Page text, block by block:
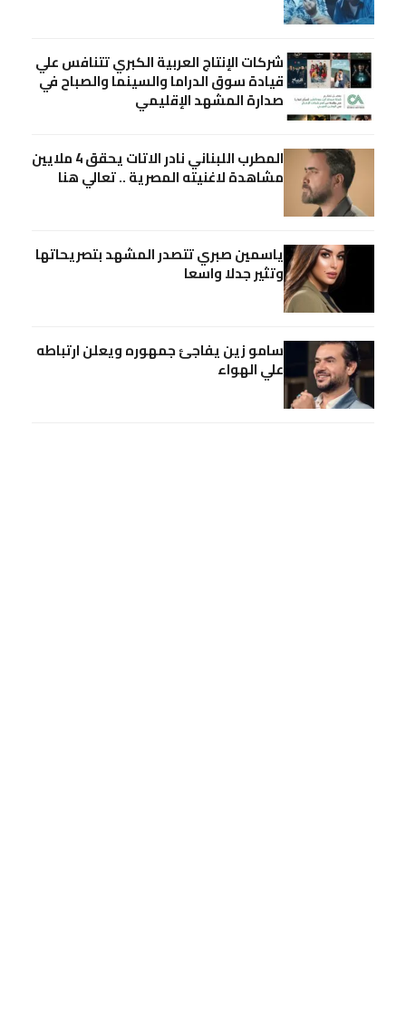
شركات الإنتاج العربية الكبري تتنافس علي
قيادة سوق الدراما والسينما والصباح في
صدارة المشهد الإقليمي
المطرب اللبناني نادر الاتات يحقق 4 ملايين
مشاهدة لاغنيته المصرية .. تعالي هنا
ياسمين صبري تتصدر المشهد بتصريحاتها
وتثير جدلا واسعا
سامو زين يفاجئ جمهوره ويعلن ارتباطه
علي الهواء